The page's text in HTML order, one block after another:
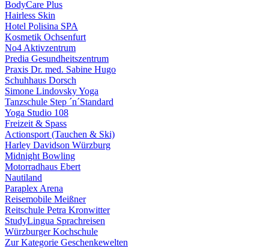
BodyCare Plus
Hairless Skin
Hotel Polisina SPA
Kosmetik Ochsenfurt
No4 Aktivzentrum
Predia Gesundheitszentrum
Praxis Dr. med. Sabine Hugo
Schuhhaus Dorsch
Simone Lindovsky Yoga
Tanzschule Step ´n´Standard
Yoga Studio 108
Freizeit & Spass
Actionsport (Tauchen & Ski)
Harley Davidson Würzburg
Midnight Bowling
Motorradhaus Ebert
Nautiland
Paraplex Arena
Reisemobile Meißner
Reitschule Petra Kronwitter
StudyLingua Sprachreisen
Würzburger Kochschule
Zur Kategorie Geschenkewelten